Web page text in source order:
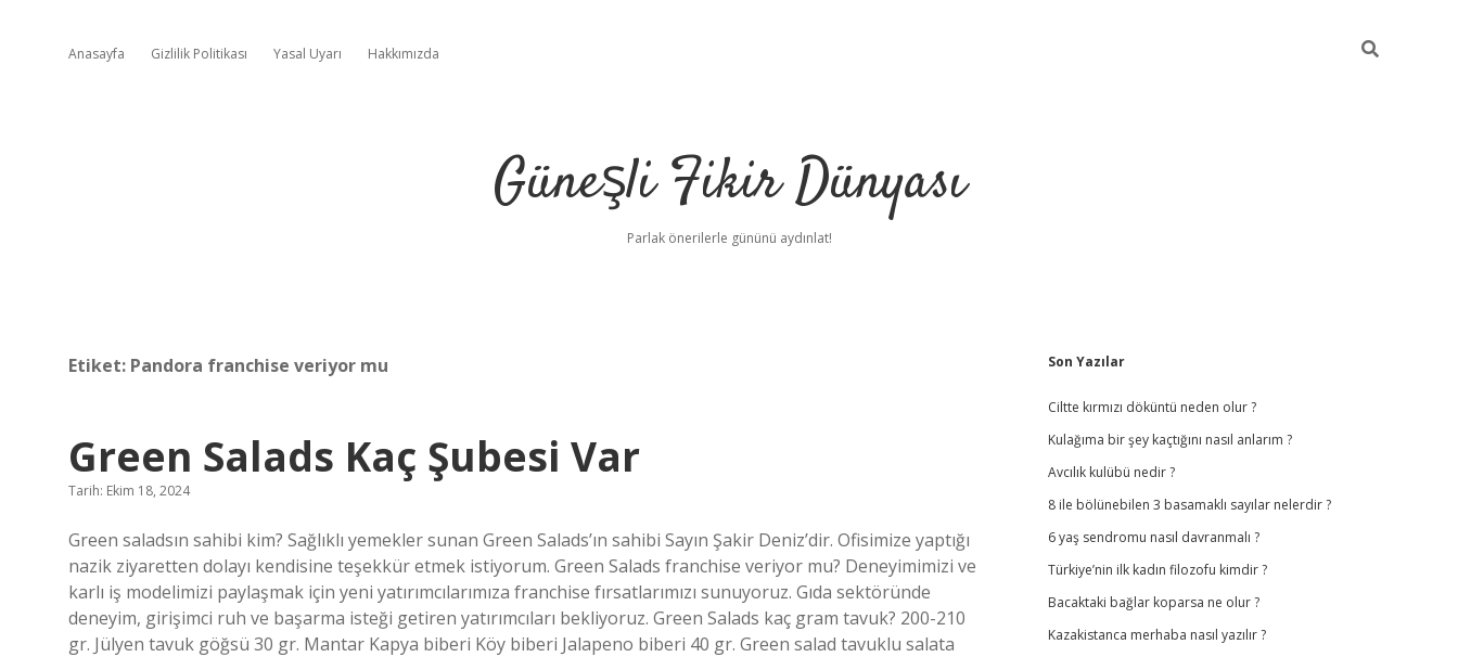
Anasayfa Gizlilik Politikası Yasal Uyarı Hakkımızda
Güneşli Fikir Dünyası
Parlak önerilerle gününü aydınlat!
Etiket: Pandora franchise veriyor mu
Green Salads Kaç Şubesi Var
Tarih: Ekim 18, 2024
Green saladsın sahibi kim? Sağlıklı yemekler sunan Green Salads’ın sahibi Sayın Şakir Deniz’dir. Ofisimize yaptığı
nazik ziyaretten dolayı kendisine teşekkür etmek istiyorum. Green Salads franchise veriyor mu? Deneyimimizi ve
karlı iş modelimizi paylaşmak için yeni yatırımcılarımıza franchise fırsatlarımızı sunuyoruz. Gıda sektöründe
deneyim, girişimci ruh ve başarma isteği getiren yatırımcıları bekliyoruz. Green Salads kaç gram tavuk? 200-210
gr. Jülyen tavuk göğsü 30 gr. Mantar Kapya biberi Köy biberi Jalapeno biberi 40 gr. Green salad tavuklu salata
Sidebar
Son Yazılar
Ciltte kırmızı döküntü neden olur ?
Kulağıma bir şey kaçtığını nasıl anlarım ?
Avcılık kulübü nedir ?
8 ile bölünebilen 3 basamaklı sayılar nelerdir ?
6 yaş sendromu nasıl davranmalı ?
Türkiye’nin ilk kadın filozofu kimdir ?
Bacaktaki bağlar koparsa ne olur ?
Kazakistanca merhaba nasıl yazılır ?
ilbethiltonbet